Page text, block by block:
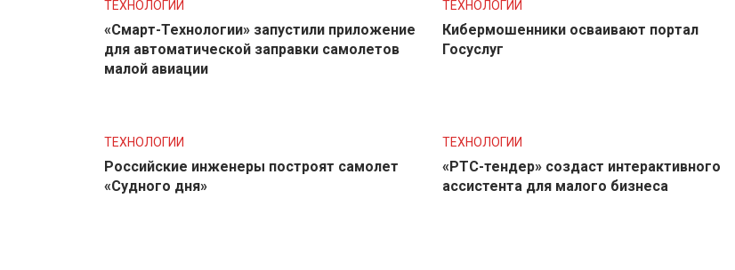
ТЕХНОЛОГИИ
«Смарт-Технологии» запустили приложение
для автоматической заправки самолетов
малой авиации
ТЕХНОЛОГИИ
Кибермошенники осваивают портал
Госуслуг
ТЕХНОЛОГИИ
Российские инженеры построят самолет
«Судного дня»
ТЕХНОЛОГИИ
«РТС-тендер» создаст интерактивного
ассистента для малого бизнеса